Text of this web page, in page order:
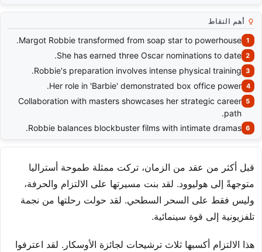
أهم النقاط
Margot Robbie transformed from soap star to powerhouse.
She has earned three Oscar nominations to date.
Robbie's preparation involves intense physical training.
Her role in 'Barbie' demonstrated box office power.
Collaboration with masters showcases her strategic career
path.
Robbie balances blockbuster films with intimate dramas.
قبل أكثر من عقد من الزمان، تركت ممثلة طموحة أستراليا
متوجهةً إلى هوليوود. لقد بنت مسيرتها على الالتزام والحرفة،
وليس فقط على السحر السطحي. لقد حولت رحلتها من نجمة
تلفزيونية إلى قوة سينمائية.
هذا الالتزام أكسبها ثلاث ترشيحات لجائزة الأوسكار. لقد اعترفوا